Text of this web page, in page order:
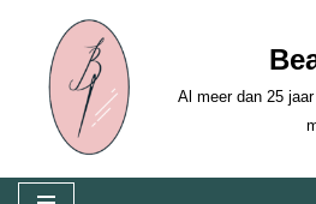
Skip
content
Al meer dan 25